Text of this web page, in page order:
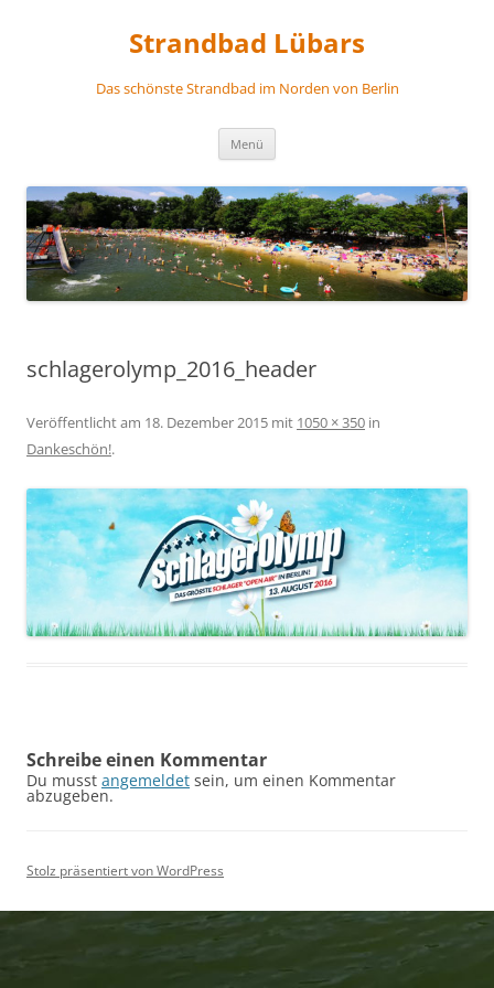
Strandbad Lübars
Das schönste Strandbad im Norden von Berlin
Menü
schlagerolymp_2016_header
Veröffentlicht am 18. Dezember 2015 mit 1050 × 350 in
Dankeschön!.
Schreibe einen Kommentar
Du musst angemeldet sein, um einen Kommentar
abzugeben.
Stolz präsentiert von WordPress